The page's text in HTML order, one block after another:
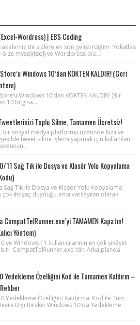
Wordress) | EBS Coding
de sizlere en son geliştirdiğim Yökatlas
bize mysql(tsql) ve Wordpress ola...
Windows 10’dan KÖKTEN KALDIR! (Geri
Windows 10’dan KÖKTEN KALDIR! (Bir
10 bilgisa...
Toplu Silme, Tamamen Ücretsiz!
bir sosyal medya platformu üzerinde hızlı ve
tweet silme işlemi yapmak için kullanılan
11 Sağ Tık ile Dosya ve Klasör Yolu Kopyalama
Sağ Tık ile Dosya ve Klasör Yolu Kopyalama
çok ihtiyaç duyduğu ama varsayılan olarak
CompatTelRunner.exe’yi TAMAMEN Kapatın!
Yöntem)
ve Windows 11 kullanıcılarının en çok şikâyet
CompatTelRunner.exe ’dir. Arka planda
Yedekleme Özelliğini Kod ile Tamamen Kaldırın –
Rehber
Yedekleme Özelliğini Kaldırma: Kod ile Tüm
Dışı Bırakın Windows 10'da Yedekleme